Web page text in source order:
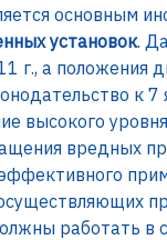
основным
установок.
г., а положения
к 7
высокого
вредных
работать в